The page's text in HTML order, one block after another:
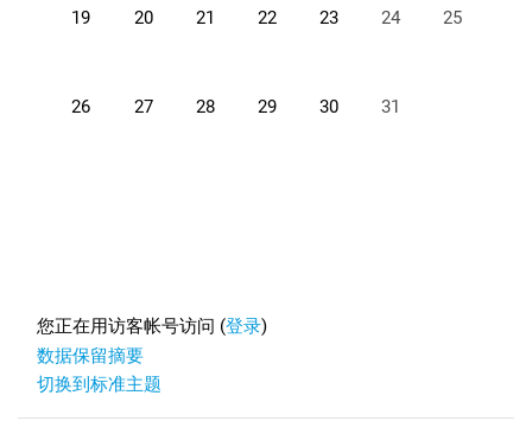
没有活动，01月19日 星期一
19 没有活动，01月20日 星期二
20 没有活动，01月21日 星期三
21 没有活动，01月22日 星期四
22 没有活动，01月23日 星期五
23 没有活动，01月24
24 没有活动
25
没有活动，01月26日 星期一
26 没有活动，01月27日 星期二
27 没有活动，01月28日 星期三
28 没有活动，01月29日 星期四
29 没有活动，01月30日 星期五
30 没有活动，01月31
31
您正在用访客帐号访问 (登录)
‎数据保留摘要‎
切换到标准主题